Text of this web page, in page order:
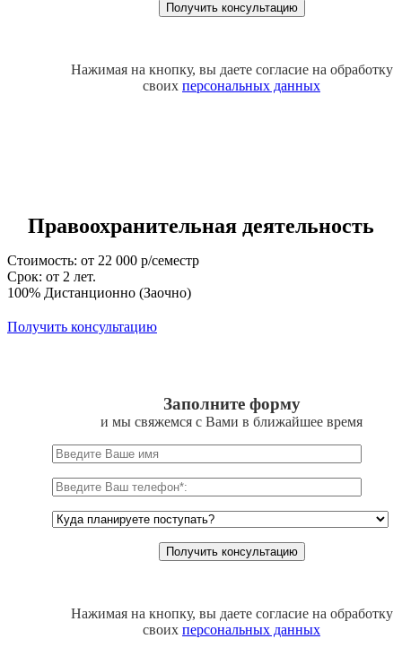
Нажимая на кнопку, вы даете согласие на обработку
своих персональных данных
Правоохранительная деятельность
Стоимость: от 22 000 р/семестр
Срок: от 2 лет.
100% Дистанционно (Заочно)
Получить консультацию
Заполните форму
и мы свяжемся с Вами в ближайшее время
Нажимая на кнопку, вы даете согласие на обработку
своих персональных данных